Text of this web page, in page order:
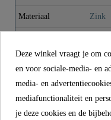
Materiaal Zink
CONTACT
Deze winkel vraagt je om
en voor sociale-media- en
media- en
mediafunctionaliteit en
je deze cookies en de